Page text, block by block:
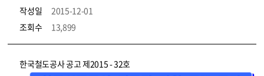
작성일
2015-12-01
조회수
13,899
코레일소개_경영공시_채용공고 상세보기 – 내용, 파일, 담당자 연락처로 구성
한국철도공사 공고 제2015 - 32호